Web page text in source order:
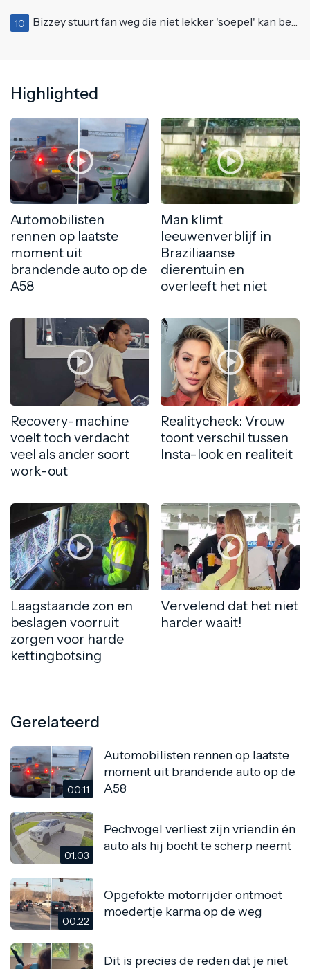
10 Bizzey stuurt fan weg die niet lekker 'soepel' kan bewegen op podium
Highlighted
Automobilisten
rennen op laatste
moment uit
brandende auto op de
A58
Man klimt
leeuwenverblijf in
Braziliaanse
dierentuin en
overleeft het niet
Recovery-machine
voelt toch verdacht
veel als ander soort
work-out
Realitycheck: Vrouw
toont verschil tussen
Insta-look en realiteit
Laagstaande zon en
beslagen voorruit
zorgen voor harde
kettingbotsing
Vervelend dat het niet
harder waait!
Gerelateerd
00:11
Automobilisten rennen op laatste
moment uit brandende auto op de
A58
01:03
Pechvogel verliest zijn vriendin én
auto als hij bocht te scherp neemt
00:22
Opgefokte motorrijder ontmoet
moedertje karma op de weg
Dit is precies de reden dat je niet